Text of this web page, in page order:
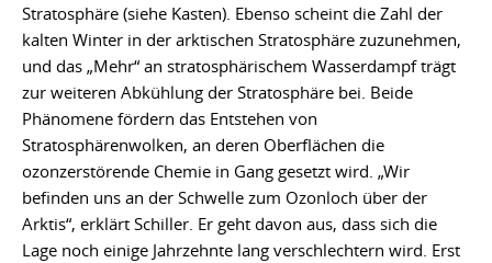
Stratosphäre (siehe Kasten). Ebenso scheint die Zahl der
kalten Winter in der arktischen Stratosphäre zuzunehmen,
und das „Mehr“ an stratosphärischem Wasserdampf trägt
zur weiteren Abkühlung der Stratosphäre bei. Beide
Phänomene fördern das Entstehen von
Stratosphärenwolken, an deren Oberflächen die
ozonzerstörende Chemie in Gang gesetzt wird. „Wir
befinden uns an der Schwelle zum Ozonloch über der
Arktis“, erklärt Schiller. Er geht davon aus, dass sich die
Lage noch einige Jahrzehnte lang verschlechtern wird. Erst